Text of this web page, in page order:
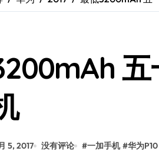
简美学新体验：Xiaomi MIX Flip 2购
星W26奢华升级，尊享非凡体验
5, 2017 没有评论 #一加手机 #华为P10